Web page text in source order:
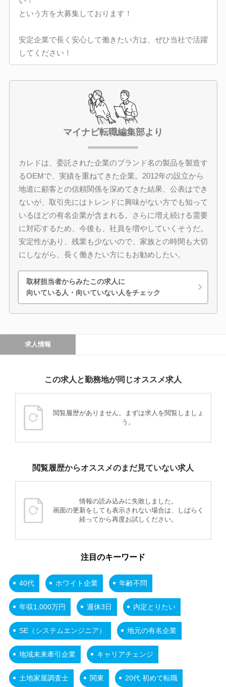
という方を大募集しております！
安定企業で長く安心して働きたい方は、ぜひ当社で活躍
してください！
マイナビ転職編集部より
カレドは、委託された企業のブランド名の製品を製造す
るOEMで、実績を重ねてきた企業。2012年の設立から
地道に顧客との信頼関係を深めてきた結果、公表はでき
ないが、取引先にはトレンドに興味がない方でも知って
いるほどの有名企業が含まれる。さらに増え続ける需要
に対応するため、今後も、社員を増やしていくそうだ。
安定性があり、残業も少ないので、家族との時間も大切
にしながら、長く働きたい方にもお勧めしたい。
取材担当者からみたこの求人に
向いている人・向いていない人をチェック
求人情報
この求人と勤務地が同じオススメ求人
閲覧履歴がありません。まずは求人を閲覧しましょ
う。
閲覧履歴からオススメのまだ見ていない求人
情報の読み込みに失敗しました。
画面の更新をしても表示されない場合は、しばらく
経ってから再度お試しください。
注目のキーワード
40代 ホワイト企業 年齢不問
年収1,000万円 週休3日 内定とりたい
SE（システムエンジニア） 地元の有名企業
地域未来牽引企業 キャリアチェンジ
土地家屋調査士 関東 20代 初めて転職